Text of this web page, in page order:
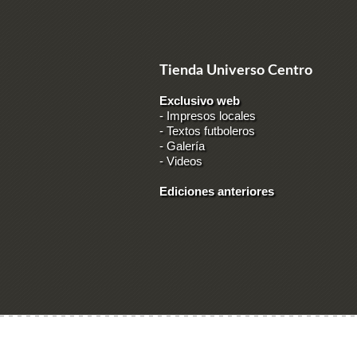
Tienda Universo Centro
Exclusivo web
- Impresos locales
- Textos futboleros
-Galería
-Videos
Ediciones anteriores